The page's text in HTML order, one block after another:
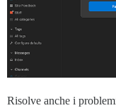
Risolve anche i